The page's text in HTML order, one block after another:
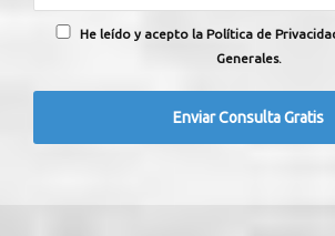
He leído y acepto la Política de
Generales.